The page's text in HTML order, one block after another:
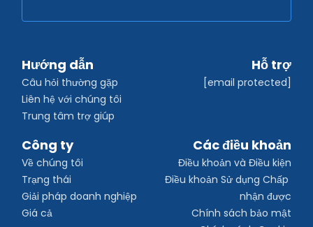
Hướng dẫn
Câu hỏi thường gặp
Liên hệ với chúng tôi
Trung tâm trợ giúp
Hỗ trợ
[email protected]
Công ty
Về chúng tôi
Trạng thái
Giải pháp doanh nghiệp
Giá cả
Các điều khoản
Điều khoản và Điều kiện
Điều khoản Sử dụng Chấp
nhận được
Chính sách bảo mật